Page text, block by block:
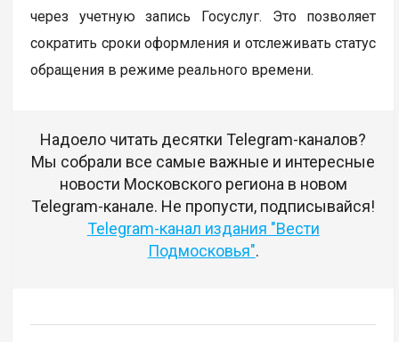
через учетную запись Госуслуг. Это позволяет
сократить сроки оформления и отслеживать статус
обращения в режиме реального времени.
Надоело читать десятки Telegram-каналов?
Мы собрали все самые важные и интересные
новости Московского региона в новом
Telegram-канале. Не пропусти, подписывайся!
Telegram-канал издания "Вести
Подмосковья".